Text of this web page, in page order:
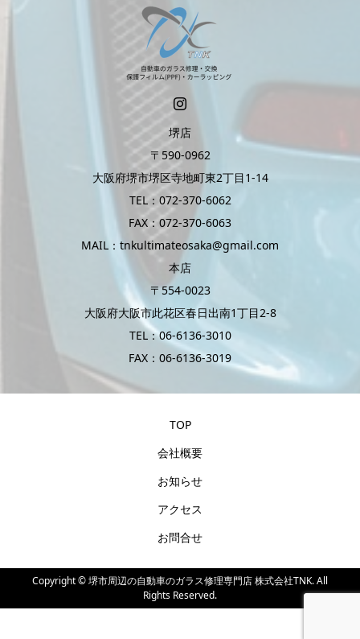
堺店
〒590-0962
大阪府堺市堺区寺地町東2丁目1-14
TEL：072-370-6062
FAX：072-370-6063
MAIL：tnkultimateosaka@gmail.com
本店
〒554-0023
大阪府大阪市此花区春日出南1丁目2-8
TEL：06-6136-3010
FAX：06-6136-3019
TOP
会社概要
お知らせ
アクセス
お問合せ
Copyright ©堺市周辺の自動車のガラス修理専門店 株式会社TNK. All
Rights Reserved.